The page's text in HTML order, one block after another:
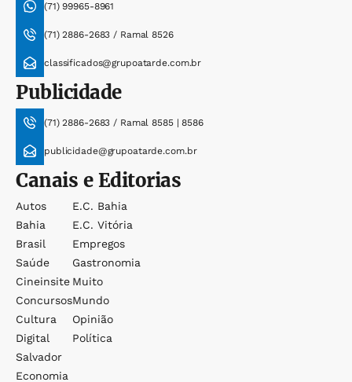
(71) 99965-8961
(71) 2886-2683 / Ramal 8526
classificados@grupoatarde.com.br
Publicidade
(71) 2886-2683 / Ramal 8585 | 8586
publicidade@grupoatarde.com.br
Canais e Editorias
Autos
Bahia
Brasil
Saúde
Cineinsite
Concursos
Cultura
Digital
Salvador
Economia
E.c. Bahia
E.c. Vitória
Empregos
Gastronomia
Muito
Mundo
Opinião
Política